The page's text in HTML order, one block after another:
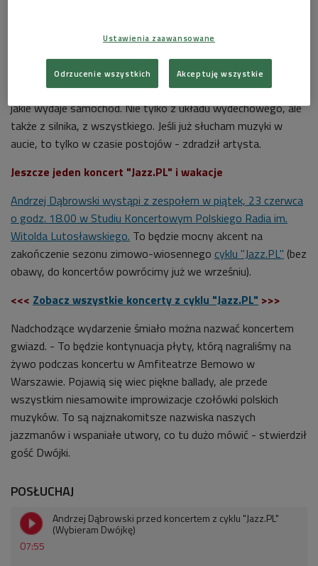
Miłość do motoryzacji pozostała Andrzejowi Dąbrowskiemu
do dziś. Jak policzył, w swoim życiu miał już 50 samochodów.
Co ciekawe,ten znakomity perkusistai wokalista nigdy
podczas jazdy nie słucha muzyki. -Lubię słuchać dźwięków,
jakie wydaje samochód. Nie tylko z układu wydechowego, ale
także z silnika, z wszystkiego. Jeśli już słucham muzyki w
aucie, to tylko w czasie postojów - zdradził artysta.
Jeszcze jeden koncert "Jazz.PL" i wakacje
Andrzej Dąbrowski wystąpi z zespołem w piątek, 23 czerwca
o godz. 18.00 w Studiu Koncertowym Polskiego Radia im.
Witolda Lutosławskiego. To będzie mocny akcent na
zakończenie sezonu zimowo-wiosennego cyklu "Jazz.PL" (bez
obawy, do koncertów powrócimy już we wrześniu).
<<< Zobacz wszystkie koncerty z cyklu "Jazz.PL" >>>
Nadchodzące wydarzenie śmiało można nazwać koncertem
gwiazd. - To będzie kontynuacja płyty, którą nagraliśmy na
żywo podczas koncertu w Amfiteatrze Bemowo w
Warszawie. Pojawią się wiec piękne ballady, ale przede
wszystkim niesamowite improwizacje czołówki polskich
muzyków. To są najznakomitsze nazwiska naszych
jazzmanów i wspaniałe utwory, co tu dużo mówić - stwierdził
gość Dwójki.
POSŁUCHAJ
07:55
Andrzej Dąbrowski przed koncertem z cyklu "Jazz.PL"
(Wybieram Dwójkę)
Ustawienia zaawansowane
Odrzucenie wszystkich Akceptuję wszystkie